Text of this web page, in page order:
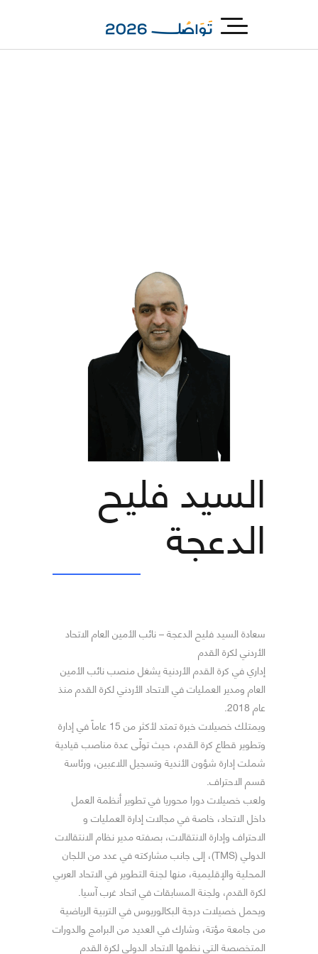
السيد فليح
الدعجة
سعادة السيد فليح الدعجة – نائب الأمين العام الاتحاد
الأردني لكرة القدم
إداري في كرة القدم الأردنية يشغل منصب نائب الأمين
العام ومدير العمليات في الاتحاد الأردني لكرة القدم منذ
عام 2018.
ويمتلك خصيلات خبرة تمتد لأكثر من 15 عاماً في إدارة
وتطوير قطاع كرة القدم، حيث تولّى عدة مناصب قيادية
شملت إدارة شؤون الأندية وتسجيل اللاعبين، ورئاسة
قسم الاحتراف.
ولعب خصيلات دورا محوريا في تطوير أنظمة العمل
داخل الاتحاد، خاصة في مجالات إدارة العمليات و
الاحتراف وإدارة الانتقالات، بصفته مدير نظام الانتقالات
الدولي (TMS)، إلى جانب مشاركته في عدد من اللجان
المحلية والإقليمية، منها لجنة التطوير في الاتحاد العربي
لكرة القدم، ولجنة المسابقات في اتحاد غرب آسيا.
ويحمل خصيلات درجة البكالوريوس في التربية الرياضية
من جامعة مؤتة، وشارك في العديد من البرامج والدورات
المتخصصة التي نظمها الاتحاد الدولي لكرة القدم